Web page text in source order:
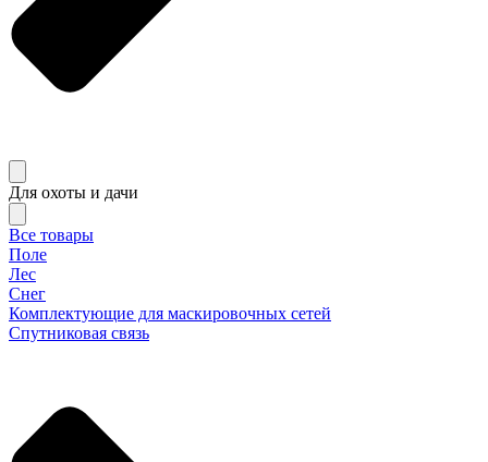
Для охоты и дачи
Все товары
Поле
Лес
Снег
Комплектующие для маскировочных сетей
Спутниковая связь